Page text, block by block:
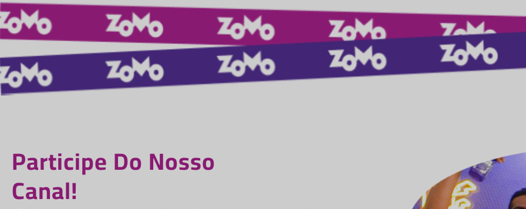
Participe Do Nosso
Canal!